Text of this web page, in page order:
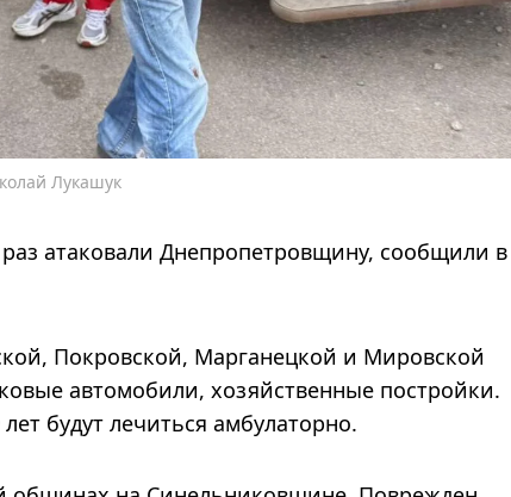
Лукашук
атаковали Днепропетровщину, сообщили в
Покровской, Марганецкой и Мировской
автомобили, хозяйственные постройки.
будут лечиться амбулаторно.